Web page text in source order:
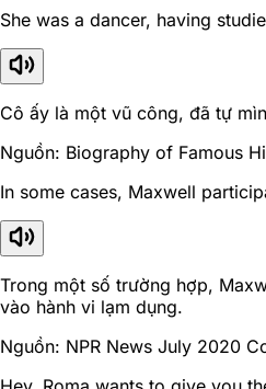
She was a dancer, having
Cô ấy là một vũ công, đã tự
Nguồn: Biography of Famous
In some cases, Maxwell
Trong một số trường hợp,
vào hành vi lạm dụng.
Nguồn: NPR News July 2020